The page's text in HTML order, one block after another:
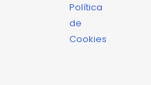
Política
de
Cookies